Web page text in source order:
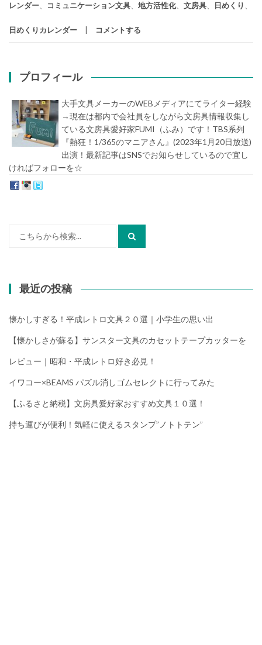
レンダー、 コミュニケーション文具、 地方活性化、 文房具、 日めくり、
日めくりカレンダー コメントする
プロフィール
大手文具メーカーのWEBメディアにてライター経験
→現在は都内で会社員をしながら文房具情報収集し
ている文房具愛好家FUMI（ふみ）です！TBS系列
『熱狂！1/365のマニアさん』(2023年1月20日放送)
出演！最新記事はSNSでお知らせしているので宜し
ければフォローを☆
最近の投稿
懐かしすぎる！平成レトロ文具２０選｜小学生の思い出
【懐かしさが蘇る】サンスター文具のカセットテープカッターを
レビュー｜昭和・平成レトロ好き必見！
イワコー×BEAMS パズル消しゴムセレクトに行ってみた
【ふるさと納税】文房具愛好家おすすめ文具１０選！
持ち運びが便利！気軽に使えるスタンプ”ノトトテン”